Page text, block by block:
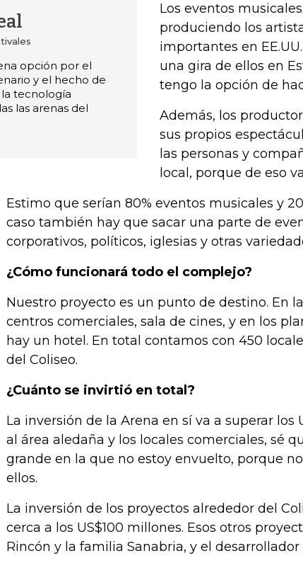
opción por el
y el hecho de
tecnología
las arenas del
Los eventos
produciendo los
importantes en
una gira de ellos en
tengo la opción de
Además, los
sus propios
las personas y
local, porque de eso
Estimo que serían 80% eventos musicales y
caso también hay que sacar una parte de
corporativos, políticos, iglesias y otras
¿Cómo funcionará todo el complejo?
Nuestro proyecto es un punto de destino. En
centros comerciales, sala de cines, y en los
hay un hotel. En total contamos con 450
del Coliseo.
¿Cuánto se invirtió en total?
La inversión de la Arena en sí va a superar los
al área aledaña y los locales comerciales, sé
grande en la que no estoy envuelto, porque
ellos.
La inversión de los proyectos alrededor del
cerca a los US$100 millones. Esos otros
Rincón y la familia Sanabria, y el desarrollador